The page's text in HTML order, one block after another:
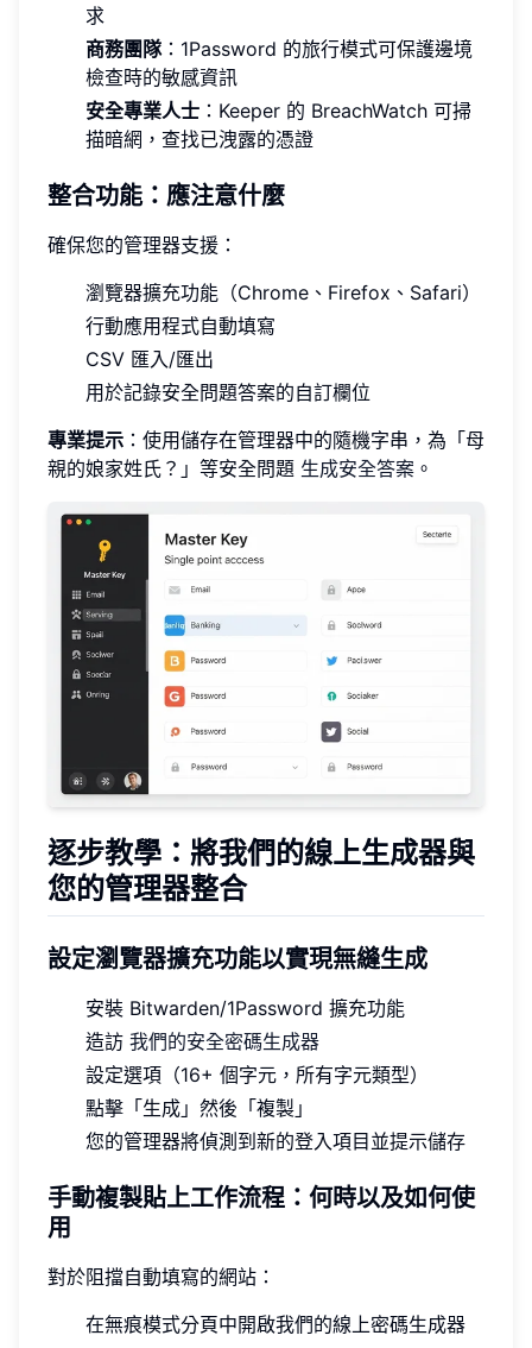
求
商務團隊：1Password 的旅行模式可保護邊境
檢查時的敏感資訊
安全專業人士 ：Keeper 的 BreachWatch 可掃
描暗網，查找已洩露的憑證
整合功能：應注意什麼
確保您的管理器支援：
瀏覽器擴充功能（Chrome、Firefox、Safari）
行動應用程式自動填寫
CSV 匯入/匯出
用於記錄安全問題答案的自訂欄位
專業提示 ：使用儲存在管理器中的隨機字串，為「母
親的娘家姓氏？」等安全問題 生成安全答案 。
逐步教學：將我們的線上生成器與
您的管理器整合
設定瀏覽器擴充功能以實現無縫生成
安裝 Bitwarden/1Password 擴充功能
造訪 我們的安全密碼生成器
設定選項（16+ 個字元，所有字元類型）
點擊「生成」然後「複製」
您的管理器將偵測到新的登入項目並提示儲存
手動複製貼上工作流程：何時以及如何使
用
對於阻擋自動填寫的網站：
在無痕模式分頁中開啟我們的線上密碼生成器